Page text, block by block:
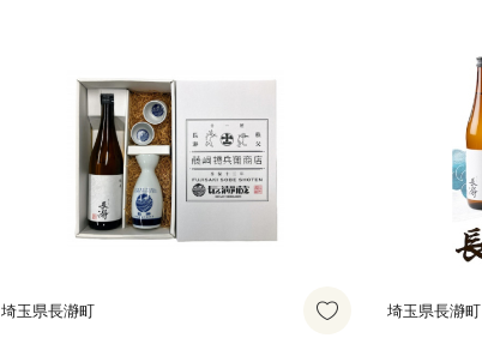
埼玉県長瀞町 埼玉県長瀞町